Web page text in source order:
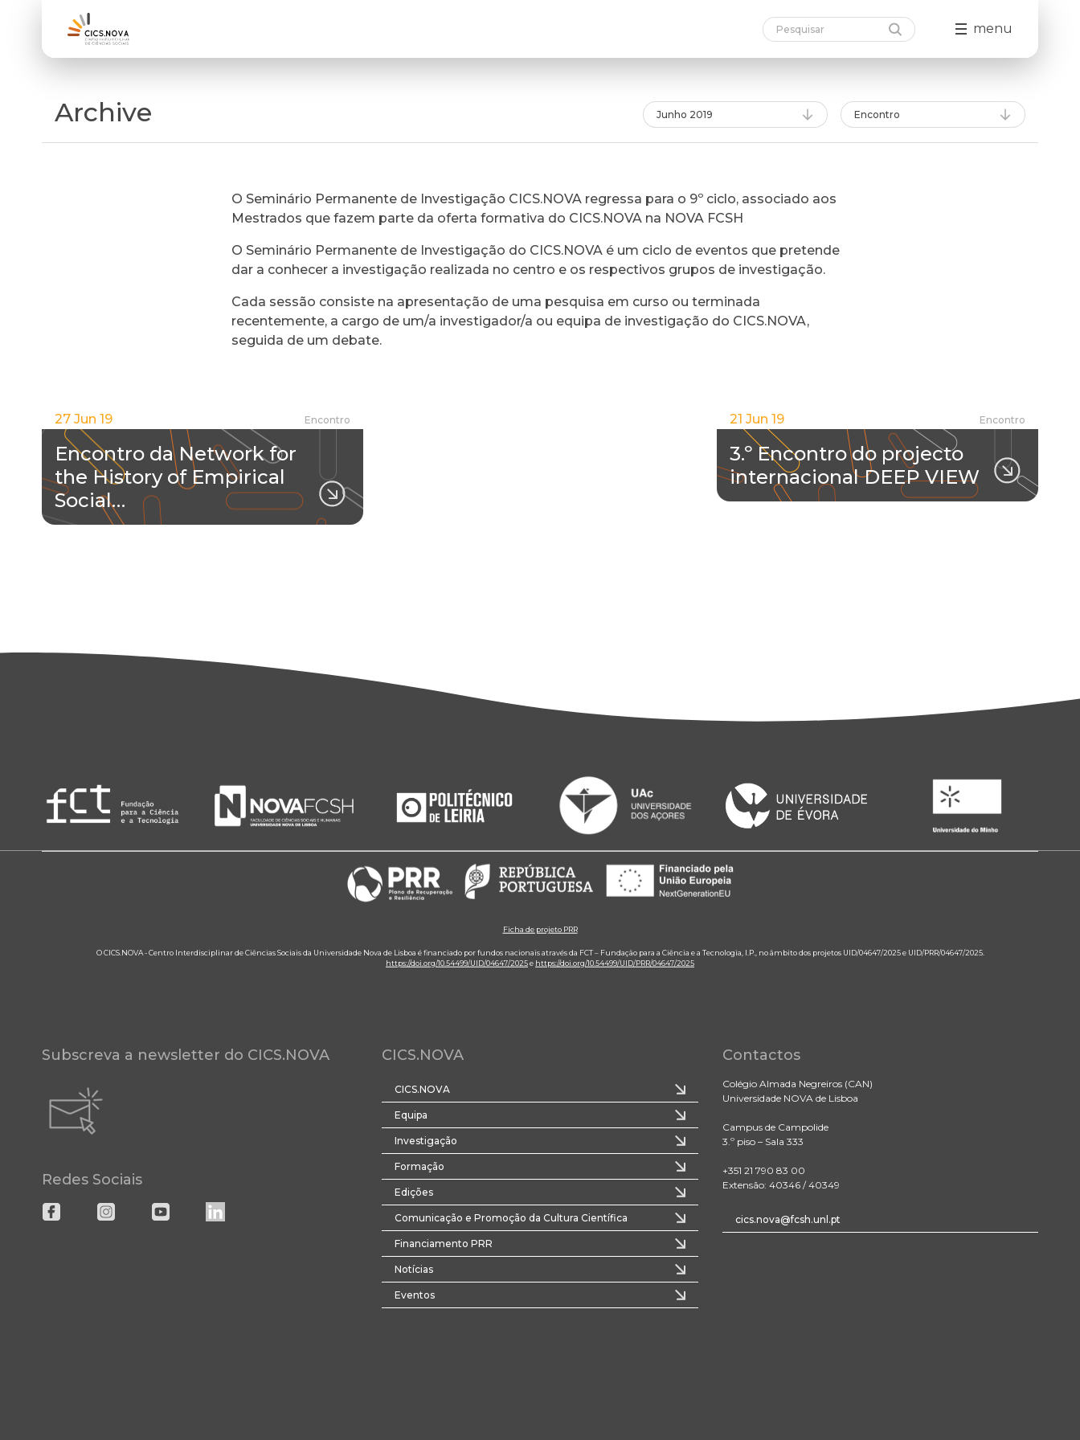
menu
Archive Junho 2019 Encontro
O Seminário Permanente de Investigação CICS.NOVA regressa para o 9º ciclo, associado aos
Mestrados que fazem parte da oferta formativa do CICS.NOVA na NOVA FCSH
O Seminário Permanente de Investigação do CICS.NOVA é um ciclo de eventos que pretende
dar a conhecer a investigação realizada no centro e os respectivos grupos de investigação.
Cada sessão consiste na apresentação de uma pesquisa em curso ou terminada
recentemente, a cargo de um/a investigador/a ou equipa de investigação do CICS.NOVA,
seguida de um debate.
27 Jun 19 Encontro
Encontro da Network for
the History of Empirical
Social…
21 Jun 19 Encontro
3.º Encontro do projecto
internacional DEEP VIEW
Ficha de projeto PRR
O CICS.NOVA - Centro Interdisciplinar de Ciências Sociais da Universidade Nova de Lisboa é financiado por fundos nacionais através da FCT – Fundação para a Ciência e a Tecnologia, I.P., no âmbito dos projetos UID/04647/2025 e UID/PRR/04647/2025.
https://doi.org/10.54499/UID/04647/2025e https://doi.org/10.54499/UID/PRR/04647/2025
Subscreva a newsletter do CICS.NOVA
Redes Sociais
CICS.NOVA
CICS.NOVA
Equipa
Investigação
Formação
Edições
Comunicação e Promoção da Cultura Científica
Financiamento PRR
Notícias
Eventos
Contactos
Colégio Almada Negreiros (CAN)
Universidade NOVA de Lisboa
Campus de Campolide
3.º piso – Sala 333
+351 21 790 83 00
Extensão: 40346 / 40349
cics.nova@fcsh.unl.pt